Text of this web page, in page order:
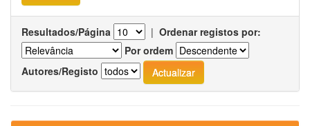
Resultados/Página | Ordenar registos por:
Por ordem
Autores/Registo